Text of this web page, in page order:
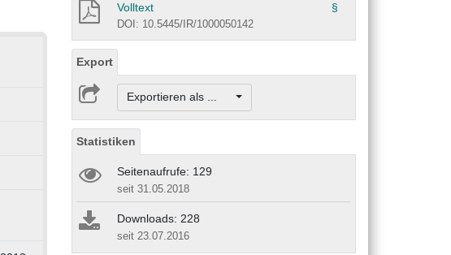
Volltext §
DOI: 10.5445/IR/1000050142
Export
Exportieren als ...
Statistiken
Seitenaufrufe: 129
seit 31.05.2018
Downloads: 228
seit 23.07.2016